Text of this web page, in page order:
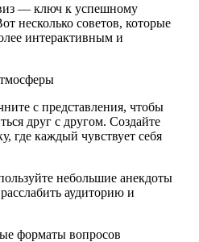
— ключ к успешному
несколько советов, которые
интерактивным и
с представления, чтобы
друг с другом. Создайте
где каждый чувствует себя
небольшие анекдоты
аудиторию и
форматы вопросов